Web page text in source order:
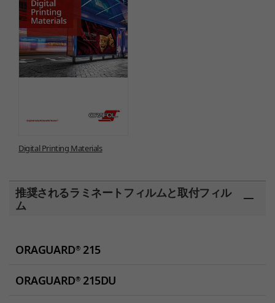
Digital Printing Materials
推奨されるラミネートフィルムと取付フィル
ム
ORAGUARD®215
ORAGUARD®215DU